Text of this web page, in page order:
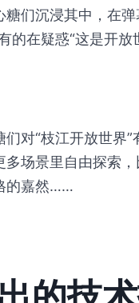
糖们沉浸其中，在
的在疑惑“这是开
对“枝江开放世界
多场景里自由探索
的嘉然……